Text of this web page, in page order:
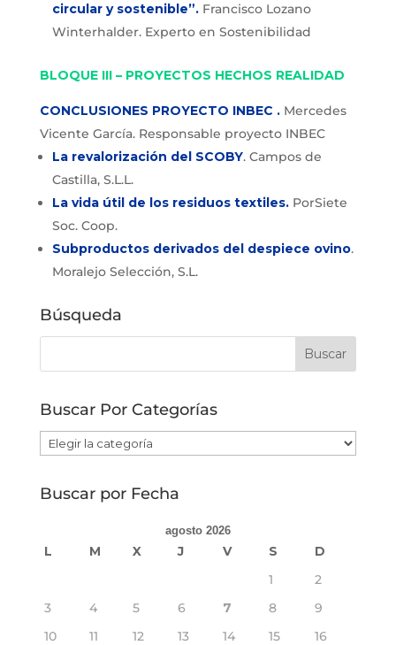
circular y sostenible”.Francisco Lozano
Winterhalder. Experto en Sostenibilidad
BLOQUE III – PROYECTOS HECHOS REALIDAD
CONCLUSIONES PROYECTO INBEC .Mercedes
Vicente García. Responsable proyecto INBEC
La revalorización del SCOBY. Campos de
Castilla, S.L.L.
La vida útil de los residuos textiles.PorSiete
Soc. Coop.
Subproductos derivados del despiece ovino.
Moralejo Selección, S.L.
Búsqueda
Buscar Por Categorías
Buscar
Categorías
Buscar por Fecha
agosto 2026
L M X J V S
D
1
2
3
4 5 6 7 8
9
10
11 12 13 14 15 16